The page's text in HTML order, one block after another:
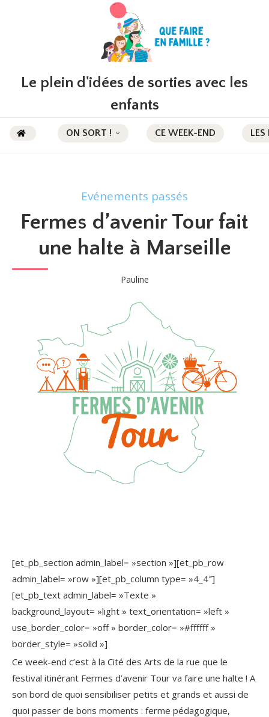
Le plein d'idées de sorties avec les
enfants
ON SORT ! CE WEEK-END LES
Evénements passés
Fermes d’avenir Tour fait
une halte à Marseille
Pauline
[et_pb_section admin_label= »section »][et_pb_row
admin_label= »row »][et_pb_column type= »4_4″]
[et_pb_text admin_label= »Texte »
background_layout= »light » text_orientation= »left »
use_border_color= »off » border_color= »#ffffff »
border_style= »solid »]
Ce week-end c’est à la Cité des Arts de la rue que le
festival itinérant Fermes d’avenir Tour va faire une halte ! A
son bord de quoi sensibiliser petits et grands et aussi de
quoi passer de bons moments : ferme pédagogique,